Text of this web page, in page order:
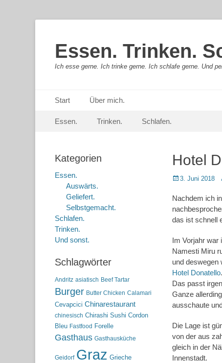
Essen. Trinken.
Ich esse gerne. Ich trinke gerne. Ich schlafe gerne. Und
Primäres Menü
zum
Start Über mich.
Sekundär-Menü
zum
Essen. Trinken. Schlafen.
Hotel
Posted
3. Juni 2018
Nachdem ich
das ist schnell
Im Vorjahr war
Namesti Miru
und deswegen
Hotel Donatello
Das passt
Ganze
ausschaute
Die Lage ist
von der aus
gleich in der
Innenstadt.
Kategorien
Essen.
Auswärts.
Geliefert.
Selbstgemacht.
Schlafen.
Trinken.
Und sonst.
Schlagwörter
Andritz asiatisch Beef Tartar
Burger Butter Chicken Calamari
Cevapcici Chinarestaurant
chinesisch Chirashi Sushi Cordon
Bleu Fastfood Forelle
Gasthaus Gasthausküche
Geidorf Graz Grieche